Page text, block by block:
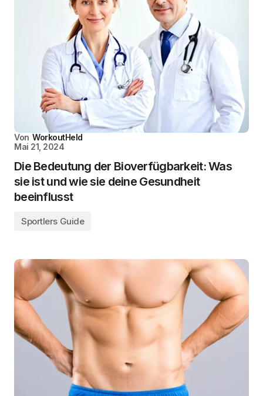
Von WorkoutHeld
Mai 21, 2024
Die Bedeutung der Bioverfügbarkeit: Was
sie ist und wie sie deine Gesundheit
beeinflusst
Sportlers Guide